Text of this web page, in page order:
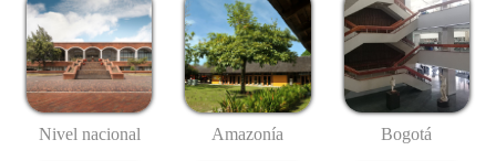
Nivel nacional Amazonía Bogotá